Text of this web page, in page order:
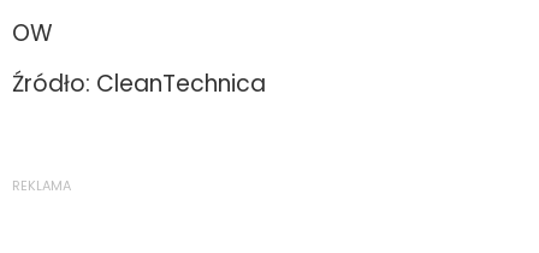
OW
Źródło: CleanTechnica
REKLAMA